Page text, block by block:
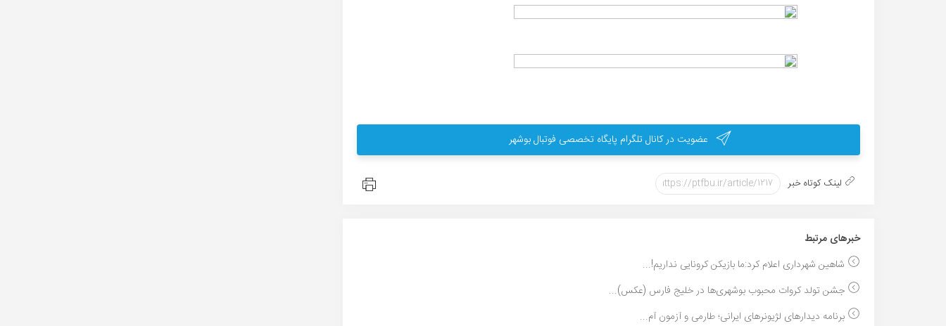
عضویت در کانال تلگرام پایگاه تخصصی فوتبال بوشهر
لینک کوتاه خبر
خبر‌های مرتبط
شاهین شهرداری اعلام کرد:ما بازیکن کرونایی نداریم!...
جشن تولد کروات محبوب بوشهری‌ها در خلیج فارس (عکس)...
برنامه دیدارهای لژیونرهای ایرانی؛ طارمی و آزمون آم...